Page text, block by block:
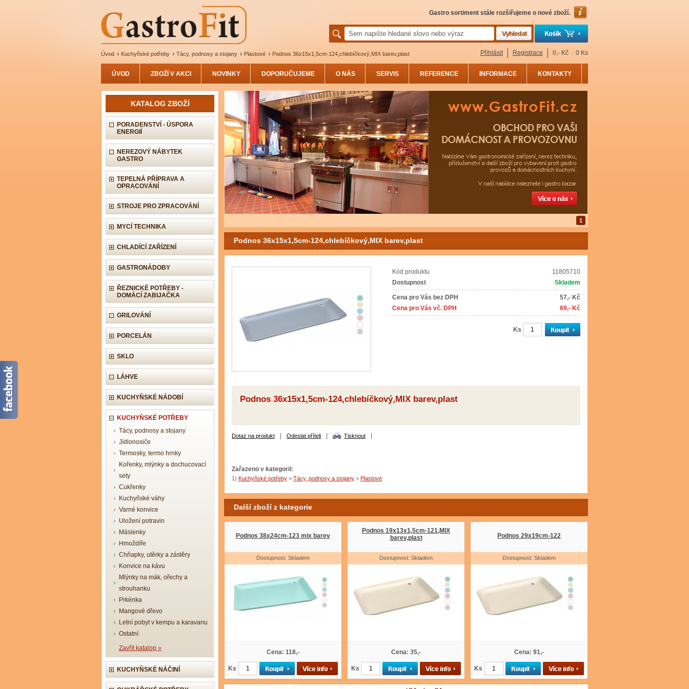
Úvod Kuchyňské potřeby Tácy, podnosy a stojany Plastové Podnos 36x15x1,5cm-124,chlebíčkový,MIX barev,plast
Gastro sortiment stále rozšiřujeme o nové zboží.
Přihlásit Registrace 0,- Kč / 0 Ks
ÚVOD ZBOŽÍ V AKCI NOVINKY DOPORUČUJEME O NÁS SERVIS REFERENCE INFORMACE KONTAKTY
KATALOG ZBOŽÍ
PORADENSTVÍ - ÚSPORA
ENERGIÍ
NEREZOVÝ NÁBYTEK
GASTRO
TEPELNÁ PŘÍPRAVA A
OPRACOVÁNÍ
STROJE PRO ZPRACOVÁNÍ
MYCÍ TECHNIKA
CHLADÍCÍ ZAŘÍZENÍ
GASTRONÁDOBY
ŘEZNICKÉ POTŘEBY -
DOMÁCÍ ZABIJAČKA
GRILOVÁNÍ
PORCELÁN
SKLO
LÁHVE
KUCHYŇSKÉ NÁDOBÍ
KUCHYŇSKÉ POTŘEBY
Tácy, podnosy a stojany
Jídlonosiče
Termosky, termo hrnky
Kořenky, mlýnky a dochucovací
sety
Cukřenky
Kuchyňské váhy
Varné konvice
Uložení potravin
Máslenky
Hmoždíře
Chňapky, utěrky a zástěry
Konvice na kávu
Mlýnky na mák, ořechy a
strouhanku
Prkénka
Mangové dřevo
Letní pobyt v kempu a karavanu
Ostatní
Zavřít katalog »
KUCHYŇSKÉ NÁČINÍ
1
Podnos 36x15x1,5cm-124,chlebíčkový,MIX barev,plast
Kód produktu
11805710
Dostupnost
Skladem
Cena pro Vás bez DPH
57,- Kč
Cena pro Vás vč. DPH
69,- Kč
Ks
Podnos 36x15x1,5cm-124,chlebíčkový,MIX barev,plast
Dotaz na produkt Odeslat příteli Tisknout
Zařazeno v kategorii:
1) Kuchyňské potřeby > Tácy, podnosy a stojany > Plastové
Další zboží z kategorie
Podnos 38x24cm-123 mix barev
Dostupnost: Skladem
Cena: 118,-
Ks
Podnos 19x13x1,5cm-121,MIX
barev,plast
Dostupnost: Skladem
Cena: 35,-
Ks
Podnos 29x19cm-122
Dostupnost: Skladem
Cena: 91,-
Ks